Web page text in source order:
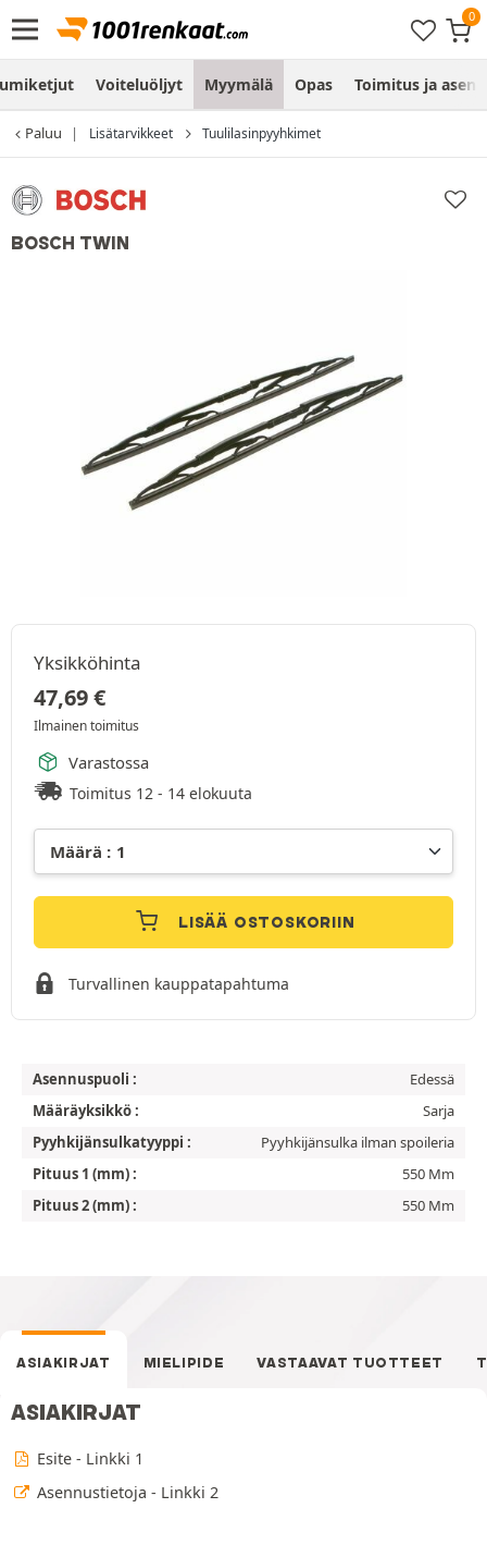
Voiteluöljyt Myymälä Opas Toimitus ja
Paluu Lisätarvikkeet Tuulilasinpyyhkimet
BOSCH TWIN
Yksikköhinta
47,69€
Ilmainen toimitus
Varastossa
Toimitus 12 - 14 elokuuta
LISÄÄ OSTOSKORIIN
Turvallinen kauppatapahtuma
Asennuspuoli :
Edessä
Määräyksikkö :
Sarja
Pyyhkijänsulkatyyppi :
Pyyhkijänsulka ilman spoileria
Pituus 1 (mm) :
550 Mm
Pituus 2 (mm) :
550 Mm
ASIAKIRJAT MIELIPIDE VASTAAVAT TUOTTEET
ASIAKIRJAT
Esite - Linkki 1
Asennustietoja - Linkki 2